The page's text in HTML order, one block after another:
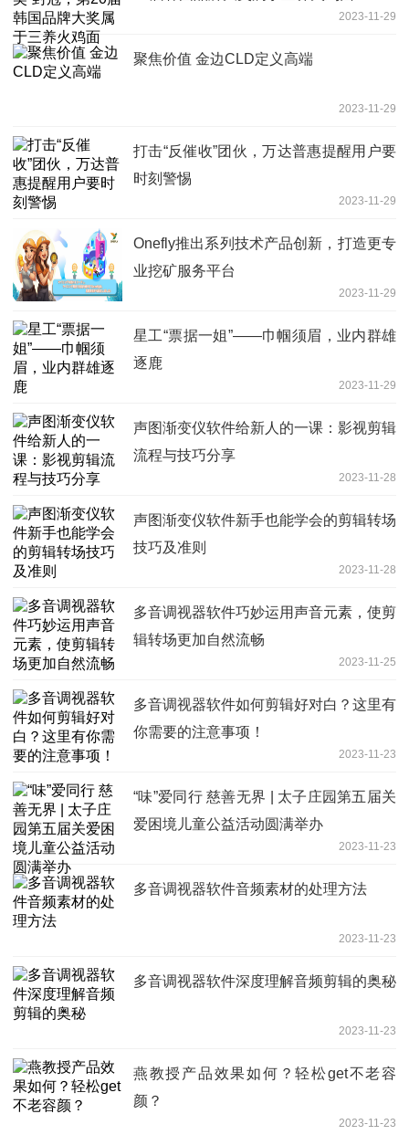
2023-11-29
聚焦价值 金边CLD定义高端
2023-11-29
打击“反催收”团伙，万达普惠提醒用户要
时刻警惕
2023-11-29
Onefly推出系列技术产品创新，打造更专
业挖矿服务平台
2023-11-29
星工“票据一姐”——巾帼须眉，业内群雄
逐鹿
2023-11-29
声图渐变仪软件给新人的一课：影视剪辑
流程与技巧分享
2023-11-28
声图渐变仪软件新手也能学会的剪辑转场
技巧及准则
2023-11-28
多音调视器软件巧妙运用声音元素，使剪
辑转场更加自然流畅
2023-11-25
多音调视器软件如何剪辑好对白？这里有
你需要的注意事项！
2023-11-23
“味”爱同行 慈善无界 | 太子庄园第五届关
爱困境儿童公益活动圆满举办
2023-11-23
多音调视器软件音频素材的处理方法
2023-11-23
多音调视器软件深度理解音频剪辑的奥秘
2023-11-23
燕教授产品效果如何？轻松get不老容
颜？
2023-11-23